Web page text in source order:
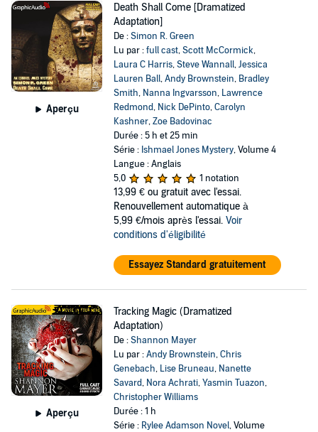
Aperçu
Death Shall Come [Dramatized
Adaptation]
De :Simon R. Green
Lu par :full cast,Scott McCormick,
Laura C Harris,Steve Wannall,Jessica
Lauren Ball,Andy Brownstein, Bradley
Smith, Nanna Ingvarsson, Lawrence
Redmond, Nick DePinto,Carolyn
Kashner,Zoe Badovinac
Durée : 5 h et 25 min
Série : Ishmael Jones Mystery, Volume 4
Langue : Anglais
5,0
1 notation
13,99 € ou gratuit avec l'essai.
Renouvellement automatique à
5,99 €/mois après l'essai. Voir
conditions d'éligibilité
Essayez Standard gratuitement
Aperçu
Tracking Magic (Dramatized
Adaptation)
De :Shannon Mayer
Lu par :Andy Brownstein,Chris
Genebach, Lise Bruneau, Nanette
Savard, Nora Achrati,Yasmin Tuazon,
Christopher Williams
Durée : 1 h
Série : Rylee Adamson Novel, Volume